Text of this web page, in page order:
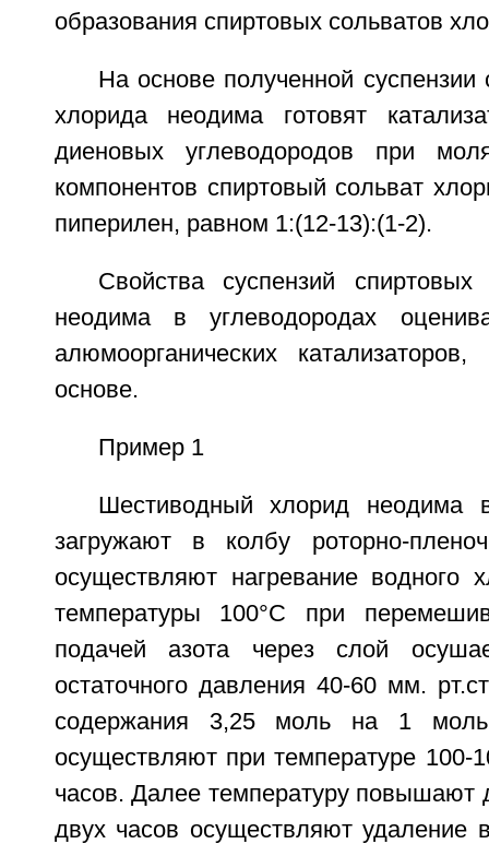
образования спиртовых сольватов
На основе полученной суспензии
хлорида неодима готовят
диеновых углеводородов при
компонентов спиртовый сольват
пиперилен, равном 1:(12-13):(1-2).
Свойства суспензий
неодима в углеводородах
алюмоорганических
основе.
Пример 1
Шестиводный хлорид неодима
загружают в колбу роторно-
осуществляют нагревание водного
температуры 100°С при
подачей азота через слой
остаточного давления 40-60 мм.
содержания 3,25 моль на 1
осуществляют при температуре 100-
часов. Далее температуру повышают
двух часов осуществляют удаление